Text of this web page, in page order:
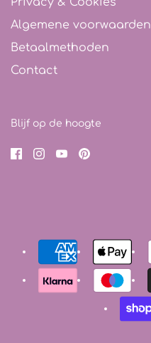
Algemene voorwaarden
Betaalmethoden
Contact
Blijf op de hoogte